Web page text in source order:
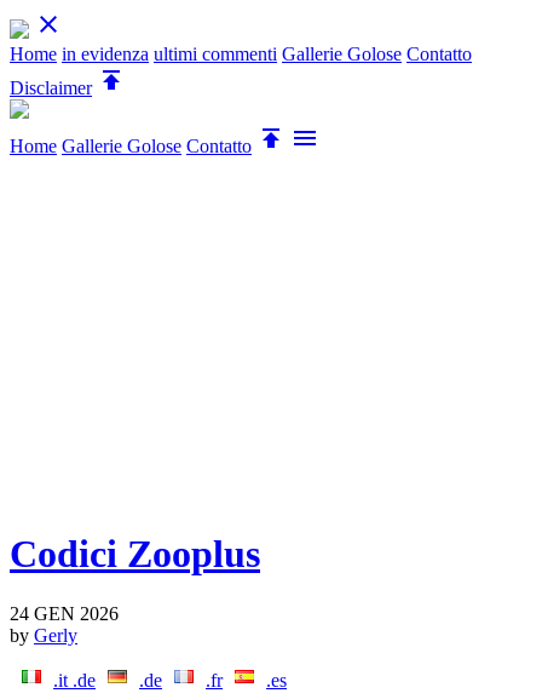

Home in evidenza ultimi commenti Gallerie Golose Contatto
Disclaimer 
Home Gallerie Golose Contatto  
Codici Zooplus
24 GEN 2026
by Gerly
.it .de .de .fr .es